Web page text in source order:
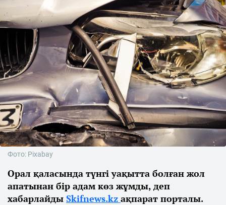
Фото: Pixabay
Орал қаласында түнгі уақытта болған жол
апатынан бір адам көз жұмды, деп
хабарлайды Skifnews.kz ақпарат порталы.